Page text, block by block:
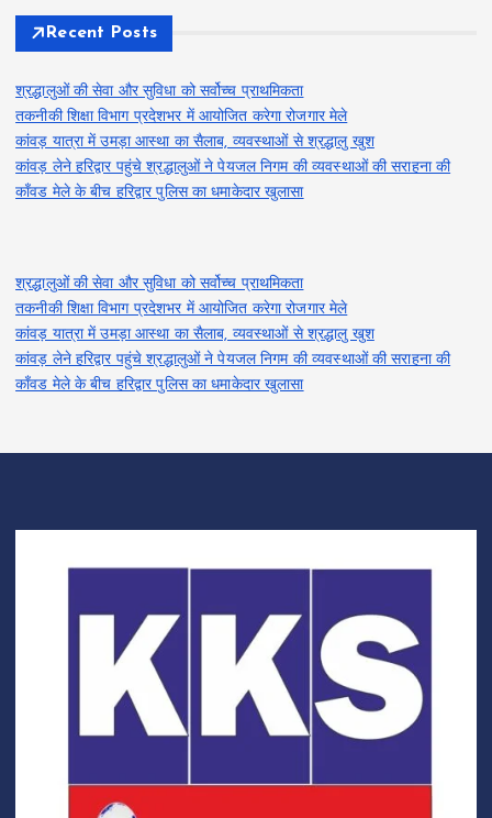
Recent Posts
श्रद्धालुओं की सेवा और सुविधा को सर्वोच्च प्राथमिकता
तकनीकी शिक्षा विभाग प्रदेशभर में आयोजित करेगा रोजगार मेले
कांवड़ यात्रा में उमड़ा आस्था का सैलाब, व्यवस्थाओं से श्रद्धालु खुश
कांवड़ लेने हरिद्वार पहुंचे श्रद्धालुओं ने पेयजल निगम की व्यवस्थाओं की सराहना की
काँवड मेले के बीच हरिद्वार पुलिस का धमाकेदार खुलासा
श्रद्धालुओं की सेवा और सुविधा को सर्वोच्च प्राथमिकता
तकनीकी शिक्षा विभाग प्रदेशभर में आयोजित करेगा रोजगार मेले
कांवड़ यात्रा में उमड़ा आस्था का सैलाब, व्यवस्थाओं से श्रद्धालु खुश
कांवड़ लेने हरिद्वार पहुंचे श्रद्धालुओं ने पेयजल निगम की व्यवस्थाओं की सराहना की
काँवड मेले के बीच हरिद्वार पुलिस का धमाकेदार खुलासा